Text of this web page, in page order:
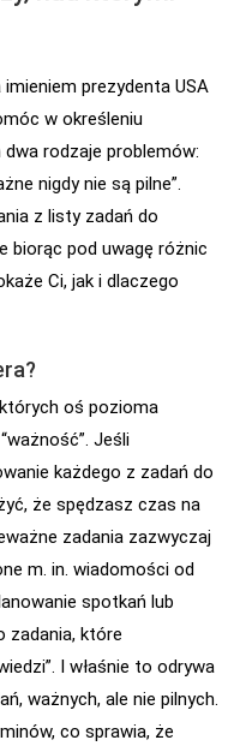
prezydenta USA
w określeniu
dwa rodzaje problemów:
nigdy nie są pilne”.
z listy zadań do
biorąc pod uwagę różnic
Ci, jak i dlaczego
oś pozioma
Jeśli
każdego z zadań do
że spędzasz czas na
zadania zazwyczaj
m. in. wiadomości od
spotkań lub
zadania, które
I właśnie to odrywa
ważnych, ale nie pilnych.
co sprawia, że